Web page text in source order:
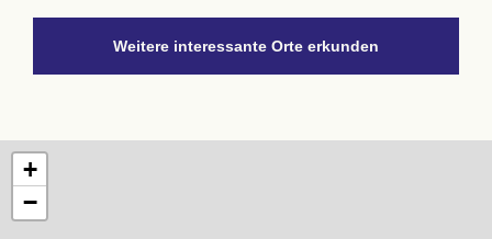
Weitere interessante Orte erkunden
+
−